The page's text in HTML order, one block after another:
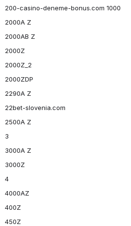
200-casino-deneme-bonus.com 1000
2000A Z
2000AB Z
2000Z
2000Z_2
2000ZDP
2290A Z
22bet-slovenia.com
2500A Z
3
3000A Z
3000Z
4
4000AZ
400Z
450Z